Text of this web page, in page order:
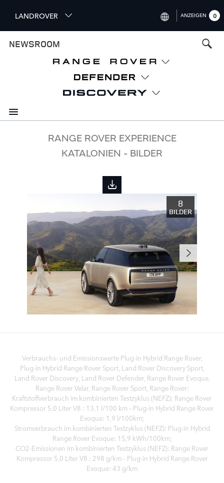
i
p
n
c
LANDROVER
CHINA (中国（中文))
FRANCE (FRANÇAIS)
SPAIN (ESPAÑOL)
ANZEIGEN 0
NEWSROOM
RANGE ROVER EXPERIENCE
KATALONIEN - BILDER
8
BILDER
Verbrauchs- und Emissionswerte Plug‑in Hybrid Range Rover,
Plug‑in Hybrid Range Rover Sport, Land Rover Discovery Sport,
Land Rover Discovery, Land Rover Defender, Range Rover Evoque,
Range Rover Velar, Range Rover Sport, Range Rover:
Kraftstoffverbrauch im kombinierten Testzyklus (NEFZ): Range Rover
Kompressor 5.0 Liter V8 : 13,1 l/100 km – Plug-in Hybrid Range Rover
Evoque: 1,9 l/100km;
Stromverbrauch im kombinierten Testzyklus (NEFZ): Plug-in Hybrid
Range Rover Evoque: 15,9 kWh/100km;
CO2-Emissionen im kombinierten Testzyklus (NEFZ): Range Rover
Kompressor 5.0 Liter V8 : 298 g/km – Plug-in Hybrid Range Rover
Evoque: 43 g/km